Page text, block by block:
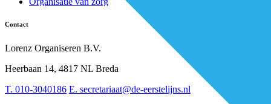
Whitepapers
Over BiancAI
Arbeidsmarkt & vakmanschap
Digitalisering
Leiderschap & samenwerking
Sociaal domein
Contact
Lorenz Organiseren B.V.
Heerbaan 14, 4817 NL Breda
T. 010-3040186 E. secretariaat@de-eerstelijns.nl